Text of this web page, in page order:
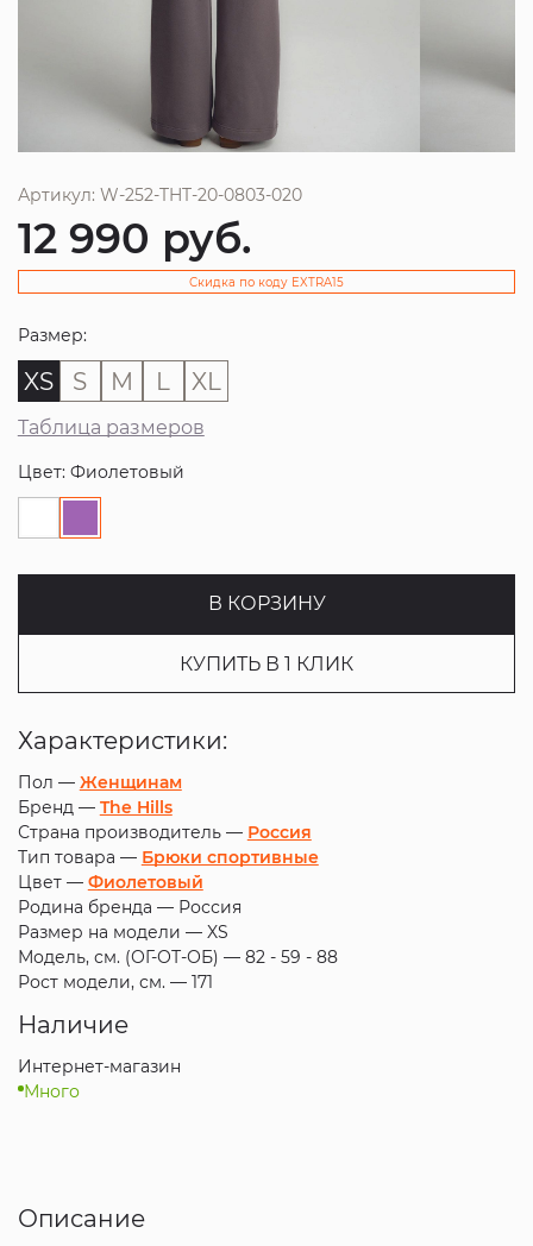
Артикул: W-252-THT-20-0803-020
12 990 руб.
Скидка по коду EXTRA15
Размер:
XS S M L XL
Таблица размеров
Цвет: Фиолетовый
В КОРЗИНУ
КУПИТЬ В 1 КЛИК
Характеристики:
Пол — Женщинам
Бренд — The Hills
Страна производитель — Россия
Тип товара — Брюки спортивные
Цвет — Фиолетовый
Родина бренда — Россия
Размер на модели — XS
Модель, см. (ОГ-ОТ-ОБ) — 82 - 59 - 88
Рост модели, см. — 171
Наличие
Интернет-магазин
Много
Описание